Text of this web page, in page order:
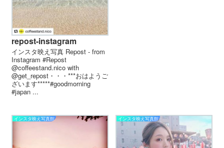
repost-instagram
インスタ映え写真 Repost - from
Instagram #Repost
@coffeestand.nico with
@get_repost・・・***おはようご
ざいます*****#goodmorning
#japan ...
インスタ映え写真館 インスタ映え写真館